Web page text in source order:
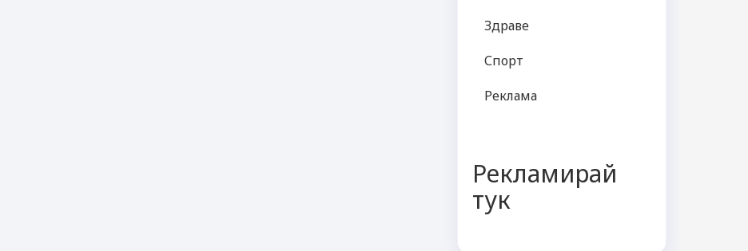
Здраве
Спорт
Реклама
Рекламирай
тук